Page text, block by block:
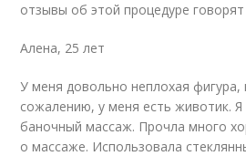
отзывы об этой процедуре
Алена, 25 лет
У меня довольно неплохая
сожалению, у меня есть животик.
баночный массаж. Прочла много
о массаже. Использовала